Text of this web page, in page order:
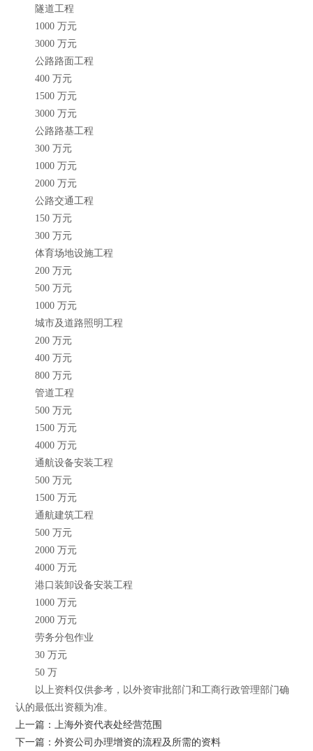
隧道工程
1000 万元
3000 万元
公路路面工程
400 万元
1500 万元
3000 万元
公路路基工程
300 万元
1000 万元
2000 万元
公路交通工程
150 万元
300 万元
体育场地设施工程
200 万元
500 万元
1000 万元
城市及道路照明工程
200 万元
400 万元
800 万元
管道工程
500 万元
1500 万元
4000 万元
通航设备安装工程
500 万元
1500 万元
通航建筑工程
500 万元
2000 万元
4000 万元
港口装卸设备安装工程
1000 万元
2000 万元
劳务分包作业
30 万元
50 万
以上资料仅供参考，以外资审批部门和工商行政管理部门确
认的最低出资额为准。
上一篇：上海外资代表处经营范围
下一篇：外资公司办理增资的流程及所需的资料